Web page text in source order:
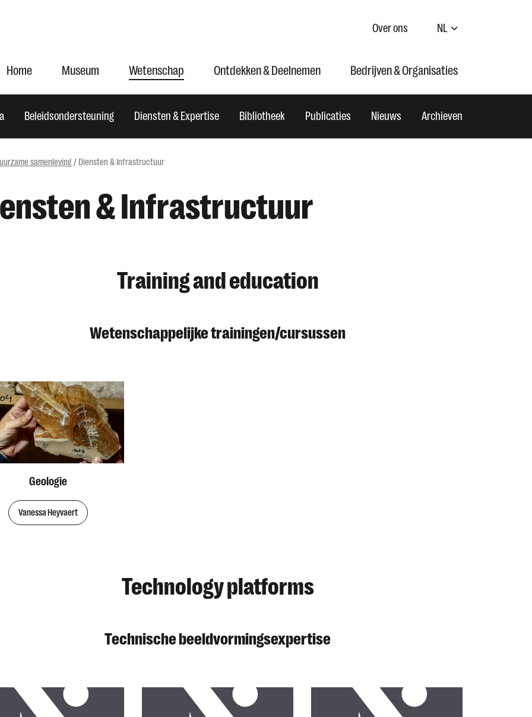
Over ons NL
Home Museum Wetenschap Ontdekken & Deelnemen Bedrijven & Organisaties
Beleidsondersteuning Diensten & Expertise Bibliotheek Publicaties Nieuws Archieven
samenleving Diensten & Infrastructuur
& Infrastructuur
Training and education
Wetenschappelijke trainingen/cursussen
Geologie
Vanessa Heyvaert
Technology platforms
Technische beeldvormingsexpertise